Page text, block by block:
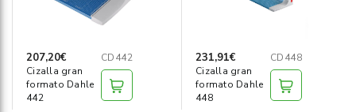
207,20€
CD442
Cizalla gran
formato Dahle
442
231,91€
CD448
Cizalla gran
formato Dahle
448